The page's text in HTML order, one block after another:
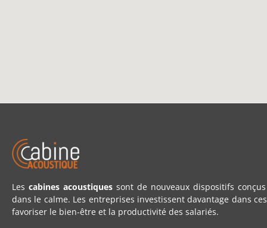
Les cabines acoustiques sont de nouveaux dispositifs
dans le calme. Les entreprises investissent davantage dans
favoriser le bien-être et la productivité des salariés.